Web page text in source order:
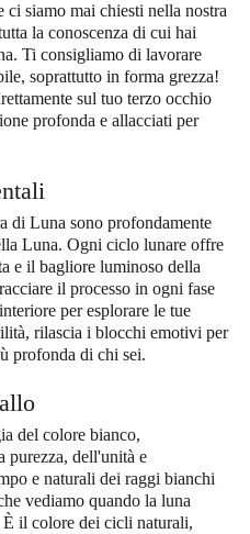
ci siamo mai chiesti nella nostra
la conoscenza di cui hai
Ti consigliamo di lavorare
soprattutto in forma grezza!
sul tuo terzo occhio
profonda e allacciati per
di Luna sono profondamente
Luna. Ogni ciclo lunare offre
e il bagliore luminoso della
il processo in ogni fase
per esplorare le tue
rilascia i blocchi emotivi per
profonda di chi sei.
del colore bianco,
purezza, dell'unità e
e naturali dei raggi bianchi
vediamo quando la luna
il colore dei cicli naturali,